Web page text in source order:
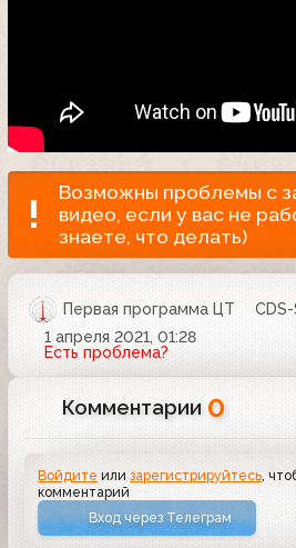
Возможны проблемы с
видео, если у вас не
знаете, что делать)
Первая программа ЦТ
1 апреля 2021, 01:28
Есть проблема?
Комментарии 0
Войдите илизарегистрируйтесь ,
комментарий
Вход через Телеграм